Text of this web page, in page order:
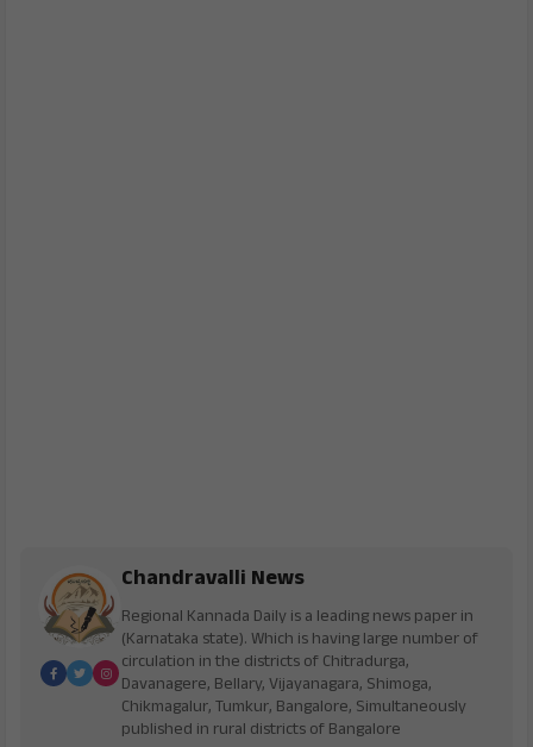
Chandravalli News
Regional Kannada Daily is a leading news paper in
(Karnataka state). Which is having large number of
circulation in the districts of Chitradurga,
Davanagere, Bellary, Vijayanagara, Shimoga,
Chikmagalur, Tumkur, Bangalore, Simultaneously
published in rural districts of Bangalore